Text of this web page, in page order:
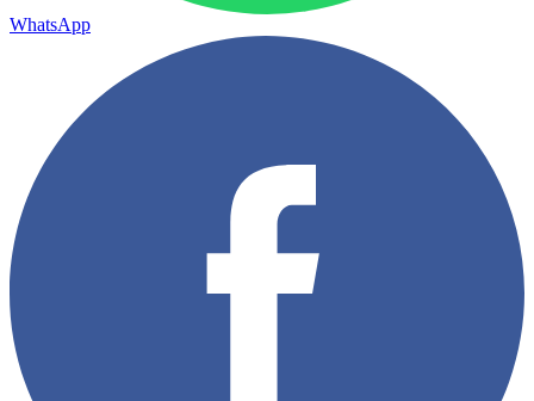
WhatsApp